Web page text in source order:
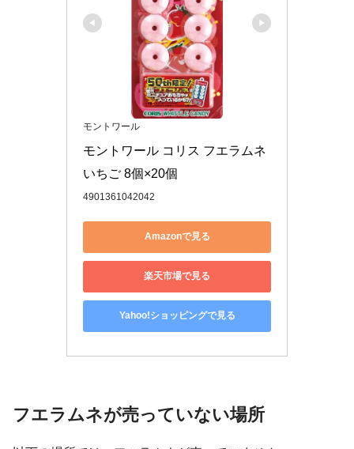
モントワール
モントワール コリス フエラムネ
いちご 8個×20個
4901361042042
Amazonで見る
楽天市場で見る
Yahoo!ショッピングで見る
フエラムネが売っていない場所